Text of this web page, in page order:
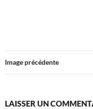
Image précédente
LAISSER UN